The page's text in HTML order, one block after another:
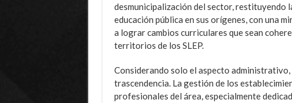
desmunicipalización del sector, restituyendo
educación pública en sus orígenes, con una
a lograr cambios curriculares que sean
territorios de los SLEP.
Considerando solo el aspecto administrativo,
trascendencia. La gestión de los
profesionales del área, especialmente